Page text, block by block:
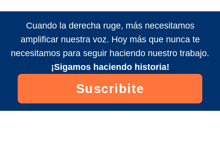
Cuando la derecha ruge, más necesitamos
amplificar nuestra voz. Hoy más que nunca te
necesitamos para seguir haciendo nuestro trabajo.
¡Sigamos haciendo historia!
Suscribite